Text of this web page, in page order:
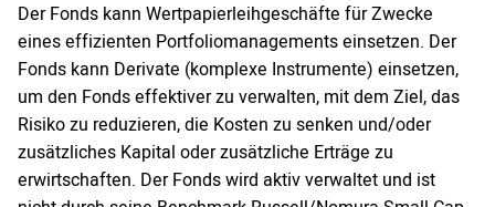
Der Fonds kann Wertpapierleihgeschäfte für Zwecke
eines effizienten Portfoliomanagements einsetzen. Der
Fonds kann Derivate (komplexe Instrumente) einsetzen,
um den Fonds effektiver zu verwalten, mit dem Ziel, das
Risiko zu reduzieren, die Kosten zu senken und/oder
zusätzliches Kapital oder zusätzliche Erträge zu
erwirtschaften. Der Fonds wird aktiv verwaltet und ist